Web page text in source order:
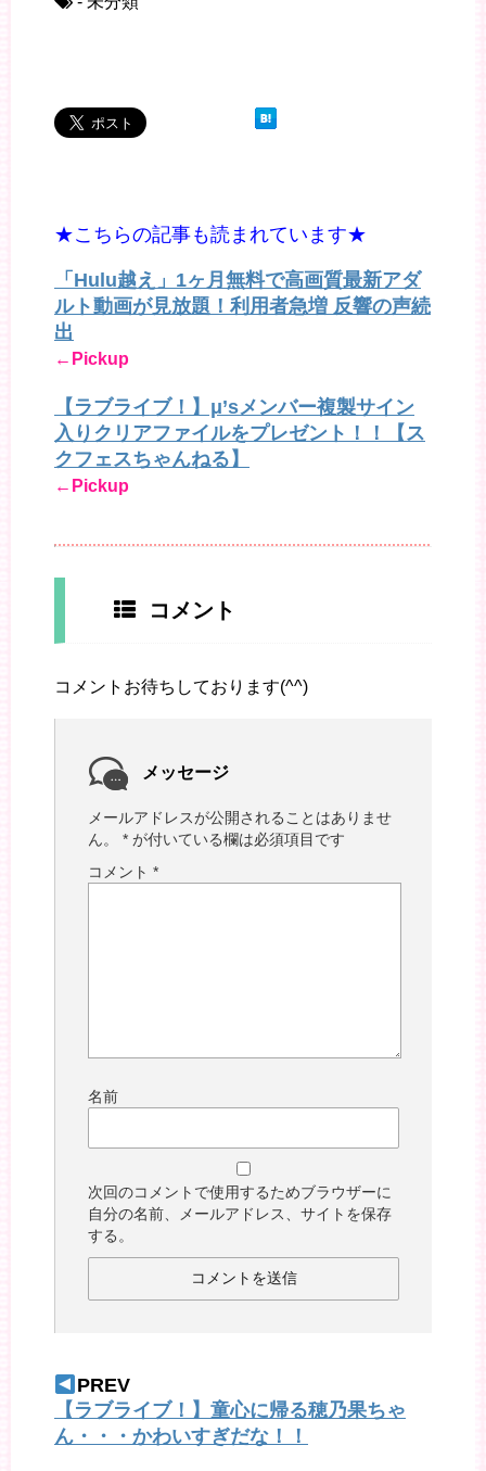
★こちらの記事も読まれています★
「Hulu越え」1ヶ月無料で高画質最新アダ
ルト動画が見放題！利用者急増 反響の声続
出
←Pickup
【ラブライブ！】μ’sメンバー複製サイン
入りクリアファイルをプレゼント！！【ス
クフェスちゃんねる】
←Pickup
コメント
コメントお待ちしております(^^)
メッセージ
メールアドレスが公開されることはありませ
ん。
* が付いている欄は必須項目です
コメント *
名前
次回のコメントで使用するためブラウザーに
自分の名前、メールアドレス、サイトを保存
する。
PREV
【ラブライブ！】童心に帰る穂乃果ちゃ
ん・・・かわいすぎだな！！